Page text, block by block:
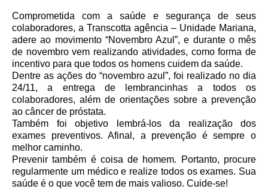
Comprometida com a saúde e segurança de seus
colaboradores, a Transcotta agência – Unidade Mariana,
adere ao movimento “Novembro Azul”, e durante o mês
de novembro vem realizando atividades, como forma de
incentivo para que todos os homens cuidem da saúde.
Dentre as ações do “novembro azul”, foi realizado no dia
24/11, a entrega de lembrancinhas a todos os
colaboradores, além de orientações sobre a prevenção
ao câncer de próstata.
Também foi objetivo lembrá-los da realização dos
exames preventivos. Afinal, a prevenção é sempre o
melhor caminho.
Prevenir também é coisa de homem. Portanto, procure
regularmente um médico e realize todos os exames. Sua
saúde é o que você tem de mais valioso. Cuide-se!